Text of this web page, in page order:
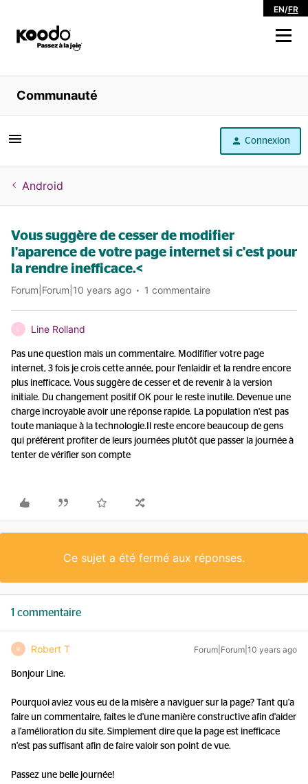
EN/FR
Magasiner
Libre service
Aide
Communauté
Connexion
Android
Vous suggère de cesser de modifier
l'aparence de votre page internet si c'est pour
la rendre inefficace.<
Forum|Forum|10 years ago 1 commentaire
Line Rolland
Pas une question mais un commentaire. Modififier votre page
internet, 3 fois je crois cette année, pour l'enlaidir et la rendre encore
plus inefficace. Vous suggère de cesser et de revenir à la version
initiale. Du changement positif OK pour le reste inutile. Devenue une
charge incroyable avoir une réponse rapide. La population n'est pas
toute maniaque à la technologie.Il reste encore beaucoup de gens
qui préférent profiter de leurs journées plutôt que passer la journée à
tenter de vérifier son compte
Ce sujet a été fermé aux réponses.
1 commentaire
R Robert T Forum|Forum|10 years ago
Bonjour Line.
Pourquoi aviez vous eu de la misère a naviguer sur la page? Tant qu'a
faire un commentaire, faites le d'une manière constructive afin d'aider
a l'amélioration du site. Simplement dire que la page est inefficace
n'est pas suffisant afin de faire valoir son point de vue.
Passez une belle journée!